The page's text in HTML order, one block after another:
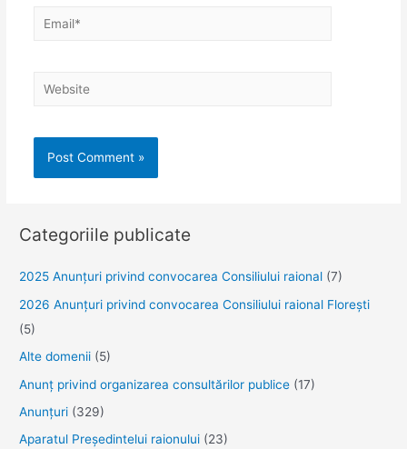
Email*
Website
Categoriile publicate
2025 Anunţuri privind convocarea Consiliului raional (7)
2026 Anunțuri privind convocarea Consiliului raional Florești
(5)
Alte domenii (5)
Anunţ privind organizarea consultărilor publice (17)
Anunţuri (329)
Aparatul Preşedintelui raionului (23)